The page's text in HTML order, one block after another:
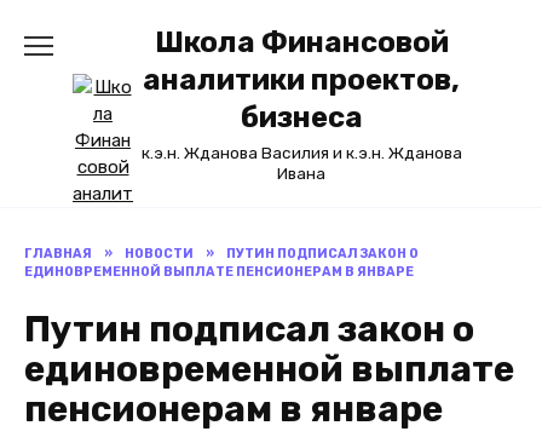
Школа Финансовой
аналитики проектов,
бизнеса
к.э.н. Жданова Василия и к.э.н. Жданова
Ивана
ГЛАВНАЯ » НОВОСТИ »
ПУТИН ПОДПИСАЛ ЗАКОН О
ЕДИНОВРЕМЕННОЙ ВЫПЛАТЕ ПЕНСИОНЕРАМ В ЯНВАРЕ
Путин подписал закон о
единовременной выплате
пенсионерам в январе